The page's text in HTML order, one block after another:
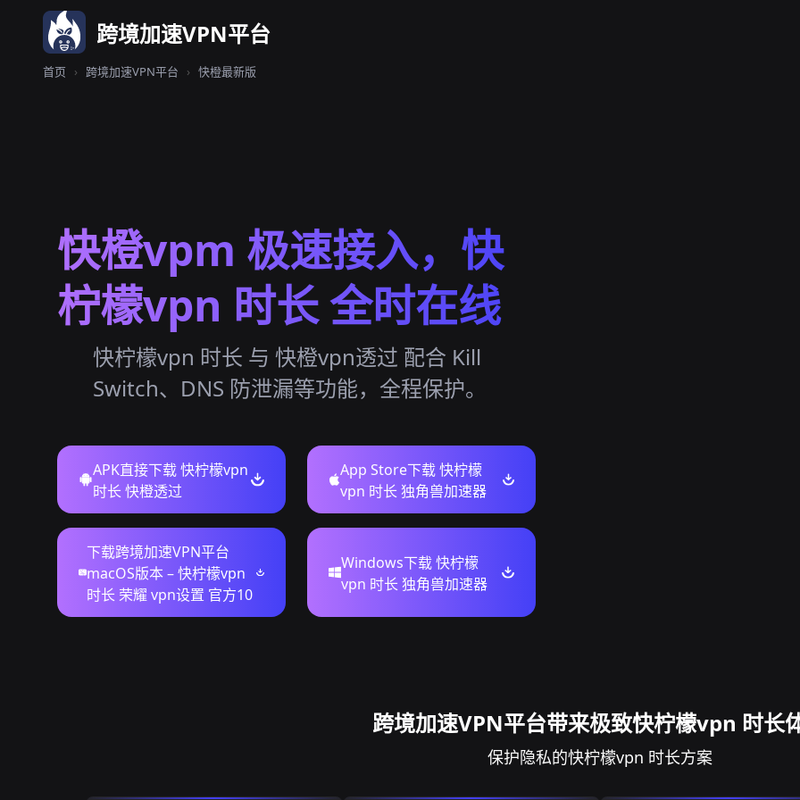
跨境加速VPN平台
首页 › 跨境加速VPN平台 › 快橙最新版
快橙vpm 极速接入，快
柠檬vpn 时长 全时在线
快柠檬vpn 时长 与 快橙vpn透过 配合 Kill
Switch、DNS 防泄漏等功能，全程保护。
APK直接下载 快柠檬vpn
时长 快橙透过
App Store下载 快柠檬
vpn 时长 独角兽加速器
下载跨境加速VPN平台
macOS版本 – 快柠檬vpn
时长 荣耀 vpn设置 官方10
Windows下载 快柠檬
vpn 时长 独角兽加速器
跨境加速VPN平台带来极致快柠檬vpn 时长
保护隐私的快柠檬vpn 时长方案